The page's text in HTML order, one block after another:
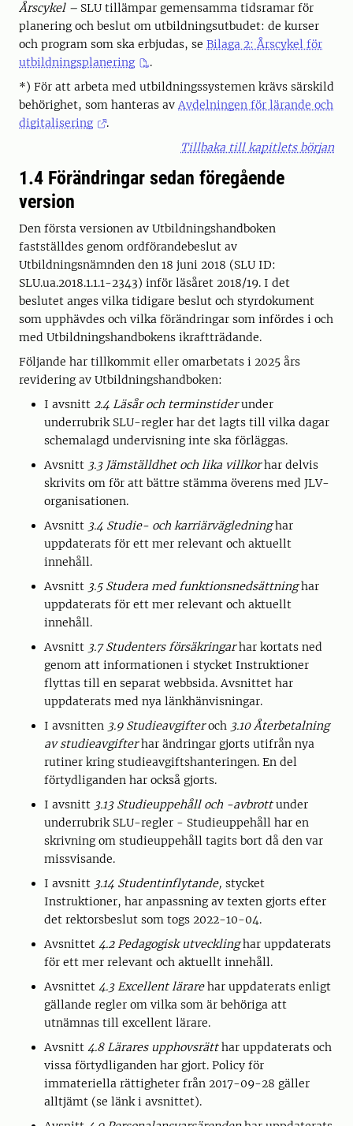
Årscykel – SLU tillämpar gemensamma tidsramar för
planering och beslut om utbildningsutbudet: de kurser
och program som ska erbjudas, se Bilaga 2: Årscykel för
utbildningsplanering
.
*) För att arbeta med utbildningssystemen krävs särskild
behörighet, som hanteras av Avdelningen för lärande och
digitalisering
.
Tillbaka till kapitlets början
1.4 Förändringar sedan föregående
version
Den första versionen av Utbildningshandboken
fastställdes genom ordförandebeslut av
Utbildningsnämnden den 18 juni 2018 (SLU ID:
SLU.ua.2018.1.1.1-2343) inför läsåret 2018/19. I det
beslutet anges vilka tidigare beslut och styrdokument
som upphävdes och vilka förändringar som infördes i och
med Utbildningshandbokens ikraftträdande.
Följande har tillkommit eller omarbetats i 2025 års
revidering av Utbildningshandboken:
I avsnitt 2.4 Läsår och terminstiderunder
underrubrik SLU-regler har det lagts till vilka dagar
schemalagd undervisning inte ska förläggas.
Avsnitt 3.3 Jämställdhet och lika villkorhar delvis
skrivits om för att bättre stämma överens med JLV-
organisationen.
Avsnitt 3.4 Studie- och karriärvägledninghar
uppdaterats för ett mer relevant och aktuellt
innehåll.
Avsnitt 3.5 Studera med funktionsnedsättninghar
uppdaterats för ett mer relevant och aktuellt
innehåll.
Avsnitt 3.7 Studenters försäkringarhar kortats ned
genom att informationen i stycket Instruktioner
flyttas till en separat webbsida. Avsnittet har
uppdaterats med nya länkhänvisningar.
I avsnitten 3.9 Studieavgifteroch 3.10 Återbetalning
av studieavgifterhar ändringar gjorts utifrån nya
rutiner kring studieavgiftshanteringen. En del
förtydliganden har också gjorts.
I avsnitt 3.13 Studieuppehåll och -avbrottunder
underrubrik SLU-regler - Studieuppehåll har en
skrivning om studieuppehåll tagits bort då den var
missvisande.
I avsnitt 3.14 Studentinflytande, stycket
Instruktioner, har anpassning av texten gjorts efter
det rektorsbeslut som togs 2022-10-04.
Avsnittet 4.2 Pedagogisk utvecklinghar uppdaterats
för ett mer relevant och aktuellt innehåll.
Avsnittet 4.3 Excellent lärarehar uppdaterats enligt
gällande regler om vilka som är behöriga att
utnämnas till excellent lärare.
Avsnitt 4.8 Lärares upphovsrätthar uppdaterats och
vissa förtydliganden har gjort. Policy för
immateriella rättigheter från 2017-09-28 gäller
alltjämt (se länk i avsnittet).